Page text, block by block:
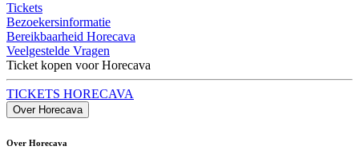
Tickets
Bezoekersinformatie
Bereikbaarheid Horecava
Veelgestelde Vragen
Ticket kopen voor Horecava
TICKETS HORECAVA
Over Horecava
Over Horecava